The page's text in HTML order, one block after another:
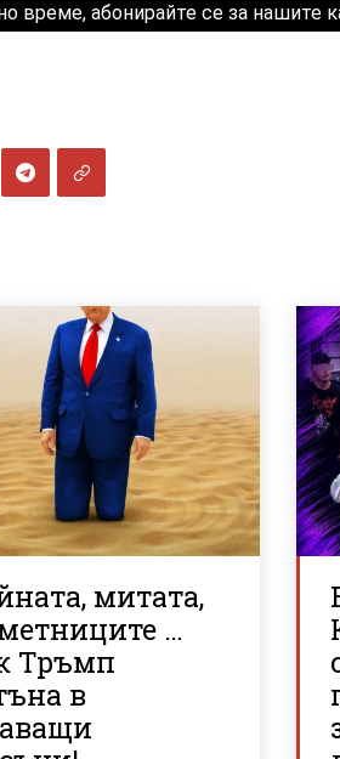
време, абонирайте се за нашите
митата,
…
Тръмп
в